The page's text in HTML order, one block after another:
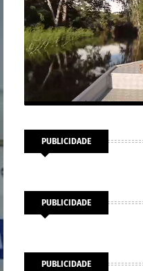
PUBLICIDADE
PUBLICIDADE
PUBLICIDADE